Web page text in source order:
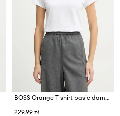
BOSS Orange T-shirt basic damski bawełniany C Esogo 1
229,99 zł